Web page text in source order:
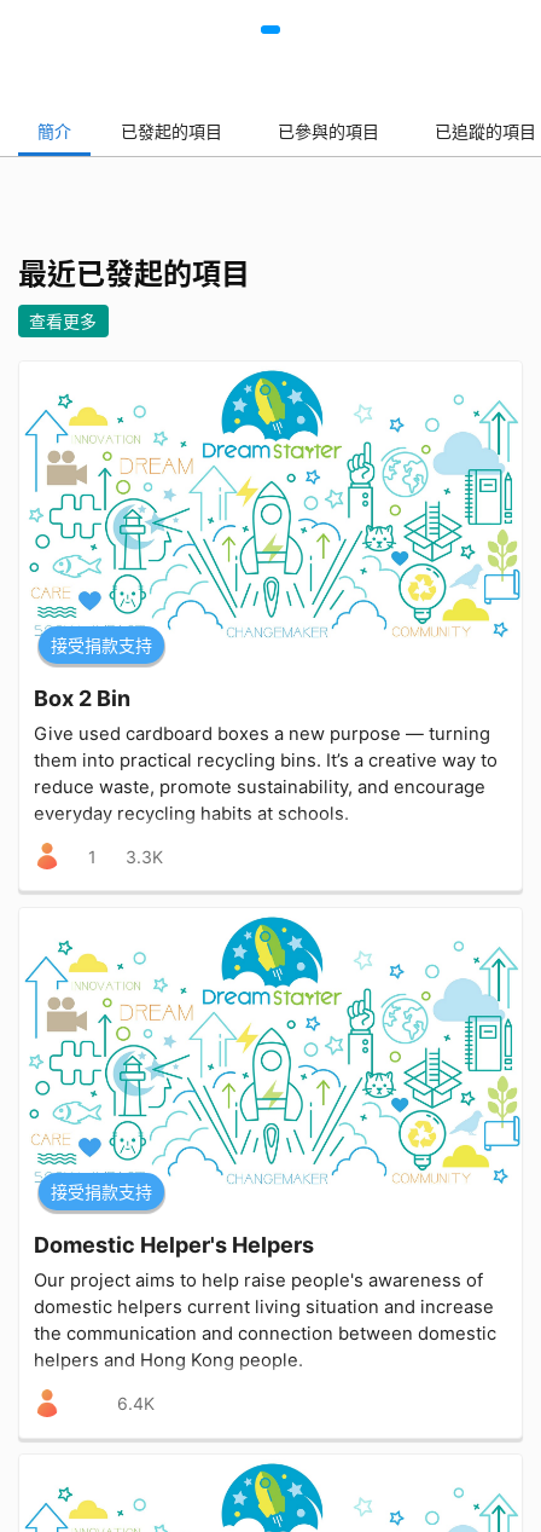
簡介 已發起的項目 已參與的項目 已追蹤的項目
最近已發起的項目
查看更多
接受捐款支持
Box 2 Bin
Give used cardboard boxes a new purpose — turning
them into practical recycling bins. It’s a creative way to
reduce waste, promote sustainability, and encourage
everyday recycling habits at schools.
1 3.3K
接受捐款支持
Domestic Helper's Helpers
Our project aims to help raise people's awareness of
domestic helpers current living situation and increase
the communication and connection between domestic
helpers and Hong Kong people.
6.4K